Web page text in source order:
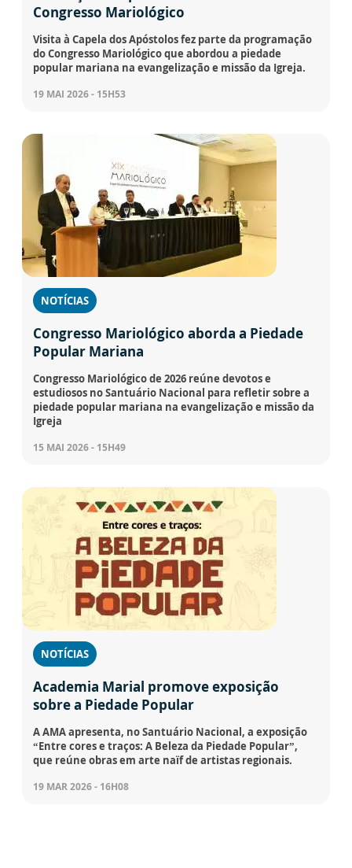
Congresso Mariológico
Visita à Capela dos Apóstolos fez parte da programação
do Congresso Mariológico que abordou a piedade
popular mariana na evangelização e missão da Igreja.
19 MAI 2026 - 15H53
NOTÍCIAS
Congresso Mariológico aborda a Piedade
Popular Mariana
Congresso Mariológico de 2026 reúne devotos e
estudiosos no Santuário Nacional para refletir sobre a
piedade popular mariana na evangelização e missão da
Igreja
15 MAI 2026 - 15H49
NOTÍCIAS
Academia Marial promove exposição
sobre a Piedade Popular
A AMA apresenta, no Santuário Nacional, a exposição
“Entre cores e traços: A Beleza da Piedade Popular”,
que reúne obras em arte naïf de artistas regionais.
19 MAR 2026 - 16H08